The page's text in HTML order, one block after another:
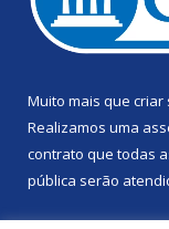
Muito mais que criar
Realizamos uma
contrato que todas
pública serão